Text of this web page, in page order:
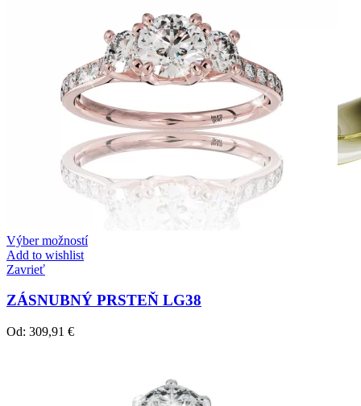
Zásnubné prstne z kolekcie Crown Beauty.
Výber možností
Add to wishlist
Zavrieť
ZÁSNUBNÝ PRSTEŇ LG38
Od: 309,91 €